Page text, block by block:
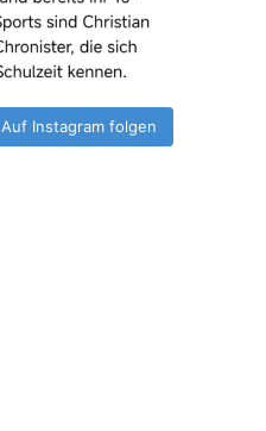
Auf Instagram folgen